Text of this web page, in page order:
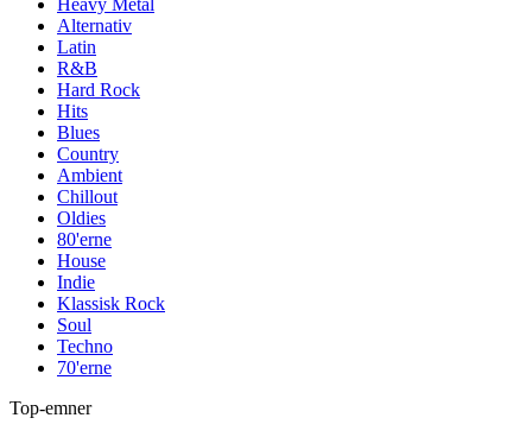
Heavy Metal
Alternativ
Latin
R&B
Hard Rock
Hits
Blues
Country
Ambient
Chillout
Oldies
80'erne
House
Indie
Klassisk Rock
Soul
Techno
70'erne
Top-emner